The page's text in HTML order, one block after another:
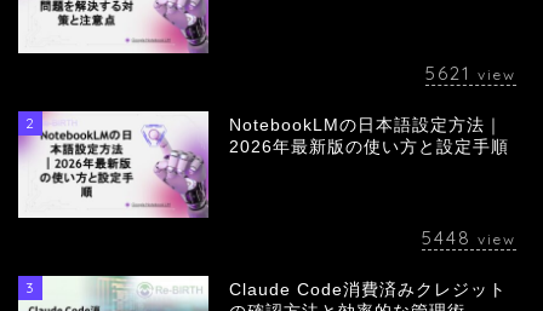
5621 view
2
NotebookLMの日本語設定方法｜
2026年最新版の使い方と設定手順
5448 view
3
Claude Code消費済みクレジット
会社概要
採用情報